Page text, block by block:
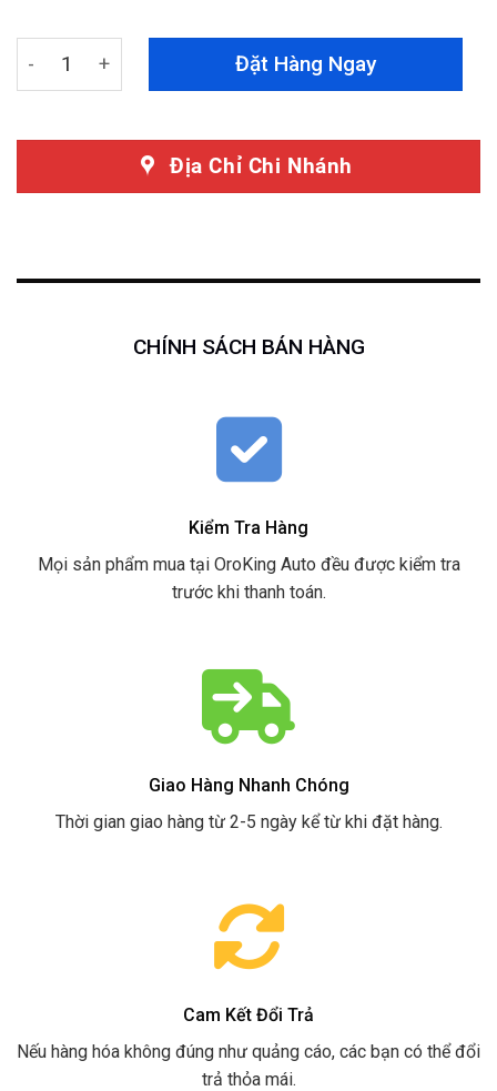
Bọc Trần Da Lộn Xe Toyota Vios 2024 quantity
Đặt Hàng Ngay
Địa Chỉ Chi Nhánh
CHÍNH SÁCH BÁN HÀNG
Kiểm Tra Hàng
Mọi sản phẩm mua tại OroKing Auto đều được kiểm tra
trước khi thanh toán.
Giao Hàng Nhanh Chóng
Thời gian giao hàng từ 2-5 ngày kể từ khi đặt hàng.
Cam Kết Đổi Trả
Nếu hàng hóa không đúng như quảng cáo, các bạn có thể đổi
trả thỏa mái.